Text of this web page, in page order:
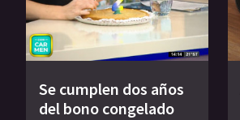
Se cumplen dos años
del bono congelado